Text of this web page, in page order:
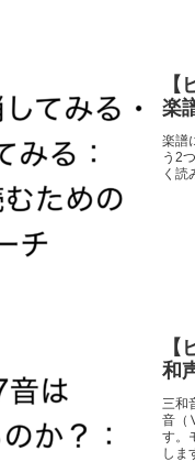
楽
楽譜
う2
く読
和
三和
音（
す。
しま